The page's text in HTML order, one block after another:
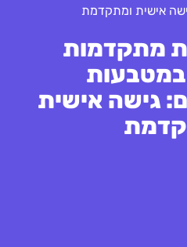
אישית ומתקדמת
מתקדמות
גישה אישית